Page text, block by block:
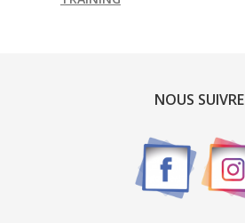
NOUS SUIVRE